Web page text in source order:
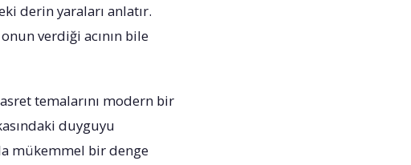
derin yaraları anlatır.
verdiği acının bile
temalarını modern bir
duyguyu
mükemmel bir denge